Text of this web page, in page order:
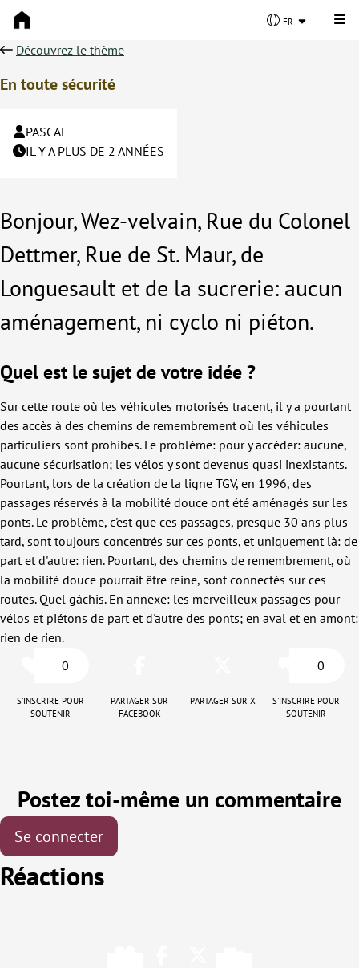
fr
Découvrez le thème
En toute sécurité
PASCAL
IL Y A PLUS DE 2 ANNÉES
Bonjour, Wez-velvain, Rue du Colonel
Dettmer, Rue de St. Maur, de
Longuesault et de la sucrerie: aucun
aménagement, ni cyclo ni piéton.
Quel est le sujet de votre idée ?
Sur cette route où les véhicules motorisés tracent, il y a pourtant
des accès à des chemins de remembrement où les véhicules
particuliers sont prohibés. Le problème: pour y accéder: aucune,
aucune sécurisation; les vélos y sont devenus quasi inexistants.
Pourtant, lors de la création de la ligne TGV, en 1996, des
passages réservés à la mobilité douce ont été aménagés sur les
ponts. Le problème, c'est que ces passages, presque 30 ans plus
tard, sont toujours concentrés sur ces ponts, et uniquement là: de
part et d'autre: rien. Pourtant, des chemins de remembrement, où
la mobilité douce pourrait être reine, sont connectés sur ces
routes. Quel gâchis. En annexe: les merveilleux passages pour
vélos et piétons de part et d'autre des ponts; en aval et en amont:
rien de rien.
0
S'inscrire pour
soutenir
Partager sur
Facebook
Partager sur X
0
S'inscrire pour
soutenir
Postez toi-même un commentaire
Se connecter
Réactions